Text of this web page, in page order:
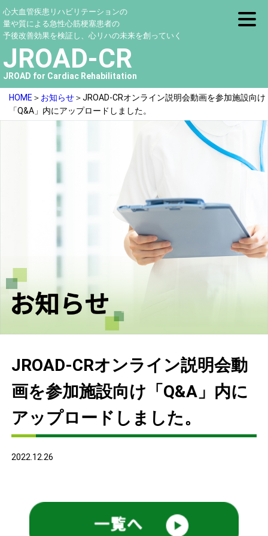
心大血管疾患リハビリテーションの
量や質による急性心筋梗塞患者の
予後改善効果を検証し、心リハの未来を創っていく
JROAD-CR
JROAD for Cardiac Rehabilitation
HOME ＞ お知らせ＞JROAD-CRオンライン説明会動画を参加施設向け
「Q&A」内にアップロードしました。
JROAD-CRオンライン説明会動
画を参加施設向け「Q&A」内に
アップロードしました。
2022.12.26